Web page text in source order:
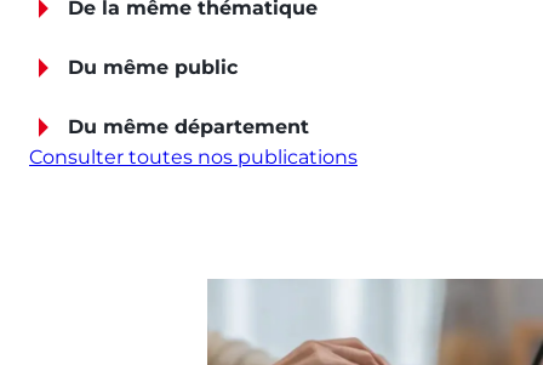
De la même thématique
Du même public
Du même département
Consulter toutes nos publications